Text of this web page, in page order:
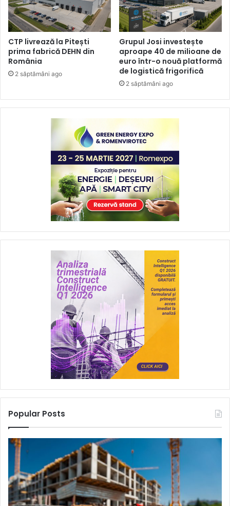
CTP livrează la Pitești
prima fabrică DEHN din
România
2 săptămâni ago
Grupul Josi investește
aproape 40 de milioane de
euro într-o nouă platformă
de logistică frigorifică
2 săptămâni ago
Popular Posts